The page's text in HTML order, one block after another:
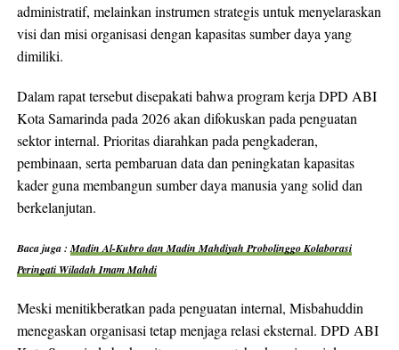
administratif, melainkan instrumen strategis untuk menyelaraskan
visi dan misi organisasi dengan kapasitas sumber daya yang
dimiliki.
Dalam rapat tersebut disepakati bahwa program kerja DPD ABI
Kota Samarinda pada 2026 akan difokuskan pada penguatan
sektor internal. Prioritas diarahkan pada pengkaderan,
pembinaan, serta pembaruan data dan peningkatan kapasitas
kader guna membangun sumber daya manusia yang solid dan
berkelanjutan.
Baca juga :Madin Al-Kubro dan Madin Mahdiyah Probolinggo Kolaborasi
Peringati Wiladah Imam Mahdi
Meski menitikberatkan pada penguatan internal, Misbahuddin
menegaskan organisasi tetap menjaga relasi eksternal. DPD ABI